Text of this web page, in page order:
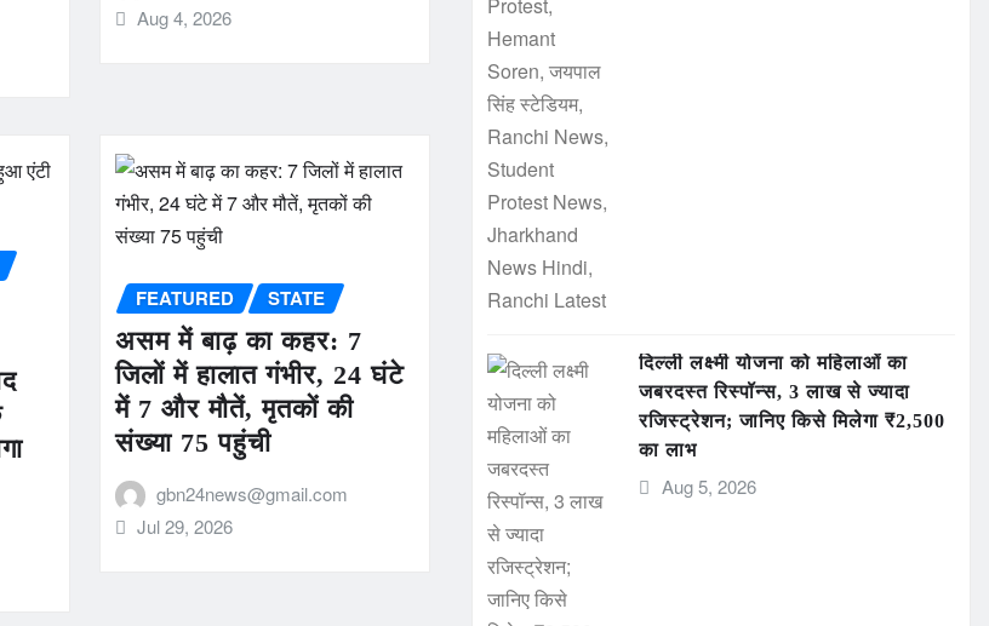
Aug 4, 2026
FEATURED STATE
असम में बाढ़ का कहर: 7
जिलों में हालात गंभीर, 24 घंटे
में 7 और मौतें, मृतकों की
संख्या 75 पहुंची
gbn24news@gmail.com
Jul 29, 2026
दिल्ली लक्ष्मी योजना को महिलाओं का
जबरदस्त रिस्पॉन्स, 3 लाख से ज्यादा
रजिस्ट्रेशन; जानिए किसे मिलेगा ₹2,500
का लाभ
Aug 5, 2026